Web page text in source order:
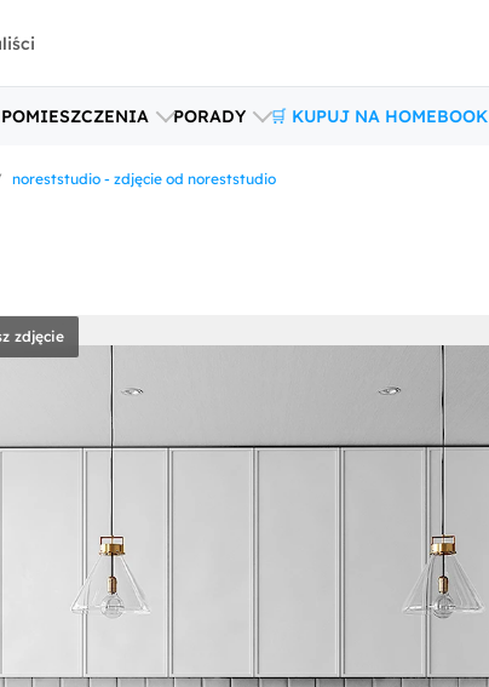
PORADY 🛒 KUPUJ NA HOMEBOOK
noreststudio - zdjęcie od noreststudio
zdjęcie